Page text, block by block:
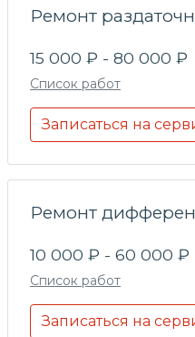
Ремонт
15 000 ₽ - 80 000 ₽
Список работ
Записаться на
Ремонт
10 000 ₽ - 60 000 ₽
Список работ
Записаться на